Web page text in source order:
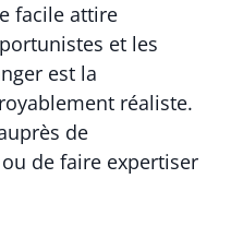
facile attire
et les
est la
réaliste.
de
de faire expertiser